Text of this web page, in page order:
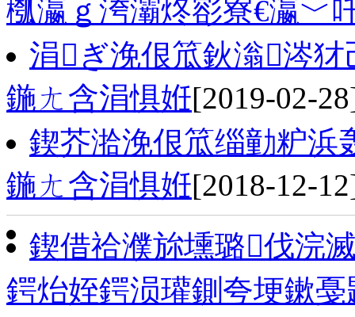
槬瀛ｇ洿灞炵彮寮€瀛﹀
涓ぎ浼佷笟鈥滃涔
鍦ㄤ含涓惧姙[2019-02-
鍥芥湁浼佷笟缁勭粐浜
鍦ㄤ含涓惧姙[2018-12-
鍥借祫濮旀壎璐伐浣
鍔炲姪鍔涢瓘鍘夸埂鏉